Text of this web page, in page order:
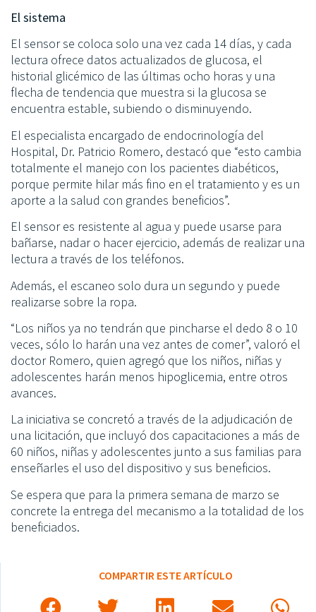
El sistema
El sensor se coloca solo una vez cada 14 días, y cada
lectura ofrece datos actualizados de glucosa, el
historial glicémico de las últimas ocho horas y una
flecha de tendencia que muestra si la glucosa se
encuentra estable, subiendo o disminuyendo.
El especialista encargado de endocrinología del
Hospital, Dr. Patricio Romero, destacó que “esto cambia
totalmente el manejo con los pacientes diabéticos,
porque permite hilar más fino en el tratamiento y es un
aporte a la salud con grandes beneficios”.
El sensor es resistente al agua y puede usarse para
bañarse, nadar o hacer ejercicio, además de realizar una
lectura a través de los teléfonos.
Además, el escaneo solo dura un segundo y puede
realizarse sobre la ropa.
“Los niños ya no tendrán que pincharse el dedo 8 o 10
veces, sólo lo harán una vez antes de comer”, valoró el
doctor Romero, quien agregó que los niños, niñas y
adolescentes harán menos hipoglicemia, entre otros
avances.
La iniciativa se concretó a través de la adjudicación de
una licitación, que incluyó dos capacitaciones a más de
60 niños, niñas y adolescentes junto a sus familias para
enseñarles el uso del dispositivo y sus beneficios.
Se espera que para la primera semana de marzo se
concrete la entrega del mecanismo a la totalidad de los
beneficiados.
COMPARTIR ESTE ARTÍCULO